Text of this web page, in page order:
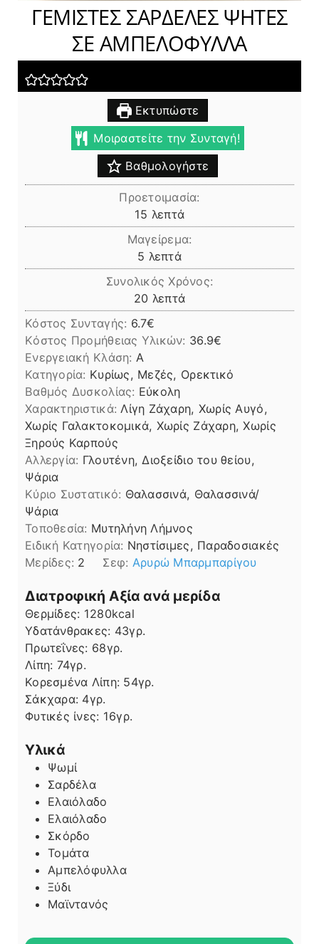
ΓΕΜΙΣΤΕΣ ΣΑΡΔΕΛΕΣ ΨΗΤΕΣ
ΣΕ ΑΜΠΕΛΟΦΥΛΛΑ
Εκτυπώστε
Μοιραστείτε την Συνταγή!
Βαθμολογήστε
Προετοιμασία:
15 λεπτά
λεπτά
Μαγείρεμα:
5 λεπτά
λεπτά
Συνολικός Χρόνος:
20 λεπτά
λεπτά
Κόστος Συνταγής: 6.7€
Kόστος Προμήθειας Υλικών: 36.9
Ενεργειακή Κλάση: A
Κατηγορία: Κυρίως, Μεζές, Ορεκτικό
Βαθμός Δυσκολίας: Εύκολη
Χαρακτηριστικά: Λίγη Ζάχαρη, Χωρίς Αυγό,
Χωρίς Γαλακτοκομικά, Χωρίς Ζάχαρη, Χωρίς
Ξηρούς Καρπούς
Αλλεργία: Γλουτένη, Διοξείδιο του θείου,
Ψάρια
Kύριο Συστατικό: Θαλασσινά, Θαλασσινά/
Ψάρια
Τοποθεσία: Μυτηλήνη Λήμνος
Ειδική Κατηγορία: Νηστίσιμες, Παραδοσιακές
Μερίδες: 2 Σεφ: Αρυρώ Μπαρμπαρίγου
Διατροφική Αξία ανά μερίδα
Θερμίδες: 1280kcal
Υδατάνθρακες: 43γρ.
Πρωτεΐνες: 68γρ.
Λίπη
Λίπη: 74γρ.
Κορεσμένα Λίπη: 54γρ.
Σάκχαρα: 4γρ.
Φυτικές ίνες: 16γρ.
Υλικά
Ψωμί
Σαρδέλα
Ελαιόλαδο
Ελαιόλαδο
Σκόρδο
Τομάτα
Αμπελόφυλλα
Ξύδι
Μαϊντανός